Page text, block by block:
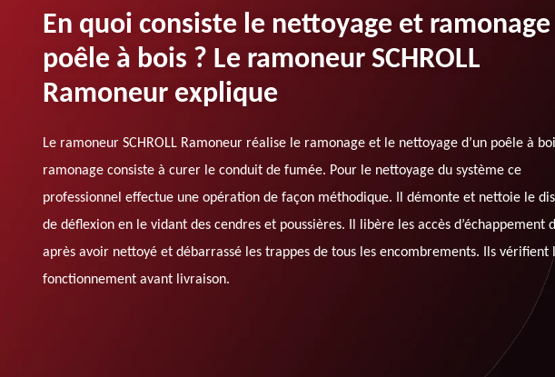
En quoi consiste le nettoyage et
poêle à bois ? Le ramoneur SCHROLL
Ramoneur explique
Le ramoneur SCHROLL Ramoneur réalise le ramonage et le nettoyage d’un poêle à
ramonage consiste à curer le conduit de fumée. Pour le nettoyage du système ce
professionnel effectue une opération de façon méthodique. Il démonte et nettoie le
de déflexion en le vidant des cendres et poussières. Il libère les accès d’échappement
après avoir nettoyé et débarrassé les trappes de tous les encombrements. Ils vérifient
fonctionnement avant livraison.